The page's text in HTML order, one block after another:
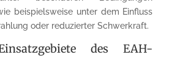
beispielsweise unter dem Einfluss
oder reduzierter Schwerkraft.
des EAH-